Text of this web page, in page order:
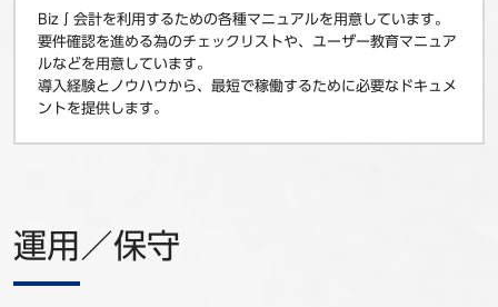
Biz∫会計を利用するための各種マニュアルを用意しています。
要件確認を進める為のチェックリストや、ユーザー教育マニュア
ルなどを用意しています。
導入経験とノウハウから、最短で稼働するために必要なドキュメ
ントを提供します。
運用／保守